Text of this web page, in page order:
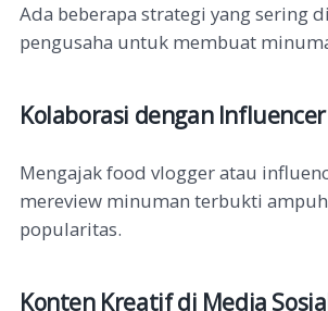
Ada beberapa strategi yang sering
pengusaha untuk membuat
Kolaborasi dengan Influencer
Mengajak food vlogger atau
mereview minuman terbukti
popularitas.
Konten Kreatif di Media